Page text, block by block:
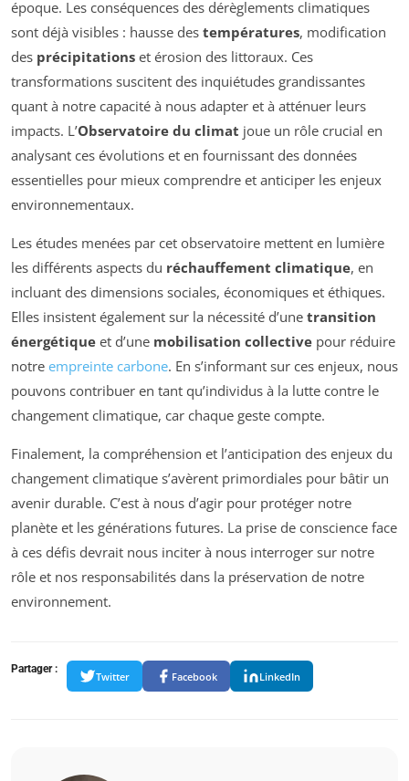
époque. Les conséquences des dérèglements climatiques
sont déjà visibles : hausse des températures, modification
des précipitations et érosion des littoraux. Ces
transformations suscitent des inquiétudes grandissantes
quant à notre capacité à nous adapter et à atténuer leurs
impacts. L’Observatoire du climat joue un rôle crucial en
analysant ces évolutions et en fournissant des données
essentielles pour mieux comprendre et anticiper les enjeux
environnementaux.
Les études menées par cet observatoire mettent en lumière
les différents aspects du réchauffement climatique, en
incluant des dimensions sociales, économiques et éthiques.
Elles insistent également sur la nécessité d’une transition
énergétique et d’une mobilisation collective pour réduire
notre empreinte carbone. En s’informant sur ces enjeux, nous
pouvons contribuer en tant qu’individus à la lutte contre le
changement climatique, car chaque geste compte.
Finalement, la compréhension et l’anticipation des enjeux du
changement climatique s’avèrent primordiales pour bâtir un
avenir durable. C’est à nous d’agir pour protéger notre
planète et les générations futures. La prise de conscience face
à ces défis devrait nous inciter à nous interroger sur notre
rôle et nos responsabilités dans la préservation de notre
environnement.
Partager :
Twitter Facebook LinkedIn